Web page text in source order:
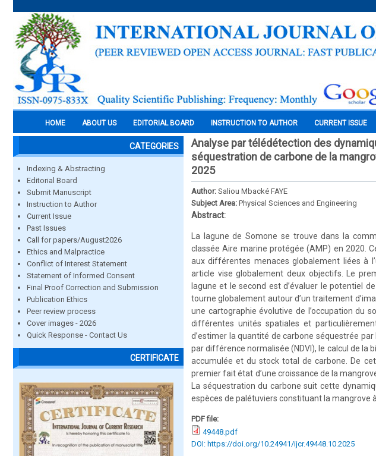
HOME ABOUT US EDITORIAL BOARD INSTRUCTION TO AUTHOR CURRENT ISSUE
CATEGORIES
Indexing & Abstracting
Editorial Board
Submit Manuscript
Instruction to Author
Current Issue
Past Issues
Call for papers/August2026
Ethics and Malpractice
Conflict of Interest Statement
Statement of Informed Consent
Final Proof Correction and Submission
Publication Ethics
Peer review process
Cover images - 2026
Quick Response - Contact Us
CERTIFICATE
Analyse par télédétection des
séquestration de carbone de la
2025
Author: Saliou Mbacké FAYE
Subject Area: Physical Sciences and Engineering
Abstract:
La lagune de Somone se trouve dans la
classée Aire marine protégée (AMP) en 2020.
aux différentes menaces globalement liées à
article vise globalement deux objectifs. Le
lagune et le second est d’évaluer le potentiel
tourne globalement autour d’un traitement
une cartographie évolutive de l’occupation du
différentes unités spatiales et
d’estimer la quantité de carbone séquestrée
par différence normalisée (NDVI), le calcul de la
accumulée et du stock total de carbone. De
premier fait état d’une croissance de la
La séquestration du carbone suit cette
espèces de palétuviers constituant la mangrove
PDF file:
49448.pdf
DOI: https://doi.org/10.24941/ijcr.49448.10.2025